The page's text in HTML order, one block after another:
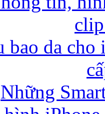
bao da
Những